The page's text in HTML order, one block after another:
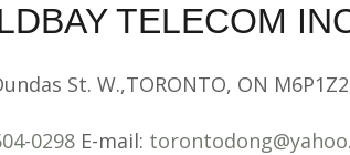
TELECOM
St. W.,TORONTO, ON
0298E-mail: